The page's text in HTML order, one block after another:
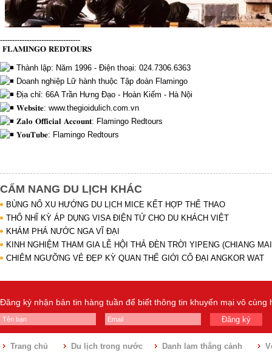
---------------------------------
𝐅𝐋𝐀𝐌𝐈𝐍𝐆𝐎 𝐑𝐄𝐃𝐓𝐎𝐔𝐑𝐒
Thành lập: Năm 1996 - Điện thoại: 024.7306.6363
Doanh nghiệp Lữ hành thuộc Tập đoàn Flamingo
Địa chỉ: 66A Trần Hưng Đạo - Hoàn Kiếm - Hà Nội
𝐖𝐞𝐛𝐬𝐢𝐭𝐞: www.thegioidulich.com.vn
𝐙𝐚𝐥𝐨 𝐎𝐟𝐟𝐢𝐜𝐢𝐚𝐥 𝐀𝐜𝐜𝐨𝐮𝐧𝐭: Flamingo Redtours
𝐘𝐨𝐮𝐓𝐮𝐛𝐞: Flamingo Redtours
CẨM NANG DU LỊCH KHÁC
BÙNG NỔ XU HƯỚNG DU LỊCH MICE KẾT HỢP THỂ THAO
THỔ NHĨ KỲ ÁP DỤNG VISA ĐIỆN TỬ CHO DU KHÁCH VIỆT
KHÁM PHÁ NƯỚC NGA VĨ ĐẠI
KINH NGHIỆM THAM GIA LỄ HỘI THẢ ĐÈN TRỜI YIPENG (CHIANG
CHIÊM NGƯỠNG VẺ ĐẸP KỲ QUAN THẾ GIỚI CỔ ĐẠI ANGKOR WAT
Đăng ký nhận bản tin hàng tuần để biết thông tin khuyến mại vô cùng
Đăng ký
Trang chủ
Du lịch trong nước
Danh lam thắng cảnh